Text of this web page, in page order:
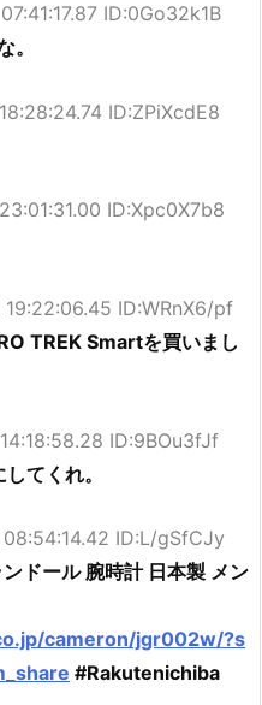
ID:0Go32k1B
。
ID:ZPiXcdE8
ID:Xpc0X7b8
ID:WRnX6/pf
TREK Smartを買いまし
ID:9BOu3fJf
てくれ。
ID:L/gSfCJy
ドール 腕時計 日本製 メン
cameron/jgr002w/?s
#Rakutenichiba